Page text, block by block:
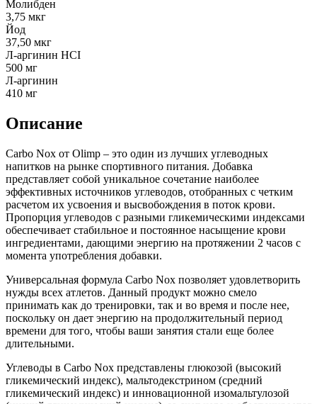
Молибден
3,75 мкг
Йод
37,50 мкг
Л-аргинин HCI
500 мг
Л-аргинин
410 мг
Описание
Carbo Nox от Olimp – это один из лучших углеводных
напитков на рынке спортивного питания. Добавка
представляет собой уникальное сочетание наиболее
эффективных источников углеводов, отобранных с четким
расчетом их усвоения и высвобождения в поток крови.
Пропорция углеводов с разными гликемическими индексами
обеспечивает стабильное и постоянное насыщение крови
ингредиентами, дающими энергию на протяжении 2 часов с
момента употребления добавки.
Универсальная формула Carbo Nox позволяет удовлетворить
нужды всех атлетов. Данный продукт можно смело
принимать как до тренировки, так и во время и после нее,
поскольку он дает энергию на продолжительный период
времени для того, чтобы ваши занятия стали еще более
длительными.
Углеводы в Carbo Nox представлены глюкозой (высокий
гликемический индекс), мальтодекстрином (средний
гликемический индекс) и инновационной изомальтулозой